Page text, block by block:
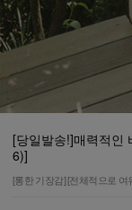
[당일발송!]매력적인
6)]
[롱한 기장감] [전체적으로